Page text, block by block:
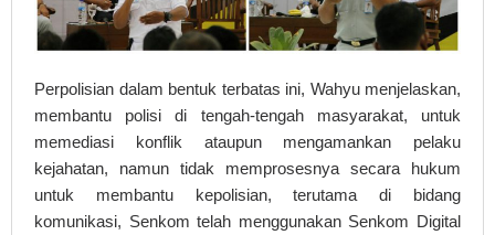
Perpolisian dalam bentuk terbatas ini, Wahyu menjelaskan,
membantu polisi di tengah-tengah masyarakat, untuk
memediasi konflik ataupun mengamankan pelaku
kejahatan, namun tidak memprosesnya secara hukum
untuk membantu kepolisian, terutama di bidang
komunikasi, Senkom telah menggunakan Senkom Digital